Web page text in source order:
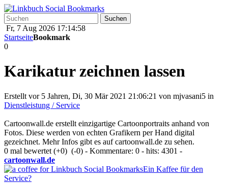
Fr, 7 Aug 2026 17:14:58
StartseiteBookmark
0
Karikatur zeichnen lassen
Erstellt vor 5 Jahren, Di, 30 Mär 2021 21:06:21 von mjvasani5 in
Dienstleistung / Service
Cartoonwall.de erstellt einzigartige Cartoonportraits anhand von
Fotos. Diese werden von echten Grafikern per Hand digital
gezeichnet. Mehr Infos gibt es auf cartoonwall.de zu sehen.
0 mal bewertet (+0) (-0) - Kommentare: 0 - hits: 4301 -
cartoonwall.de
Ein Kaffee für den
Service?